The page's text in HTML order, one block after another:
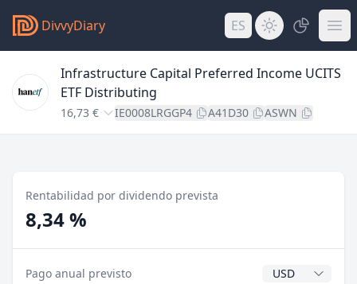
DivvyDiary ES
Infrastructure Capital Preferred Income UCITS
ETF Distributing
16,73 € IE0008LRGGP4 A41D30 ASWN
Rentabilidad por dividendo prevista
8,34 %
Pago anual previsto Divisa del